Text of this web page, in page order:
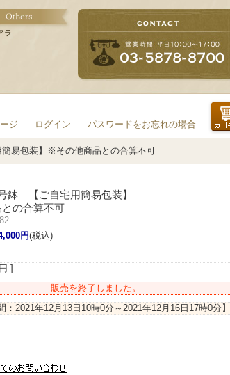
ラ
ジ
ログイン パスワードをお忘れの場合
易包装】※その他商品との合算不可
鉢 【ご自宅用簡易包装】
の合算不可
円(税込)
]
販売を終了しました。
： 2021年12月13日10時0分 ～ 2021年12月16日17時0分 】